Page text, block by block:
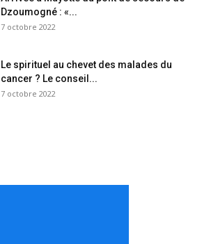
Dzoumogné : «...
7 octobre 2022
Le spirituel au chevet des malades du
cancer ? Le conseil...
7 octobre 2022